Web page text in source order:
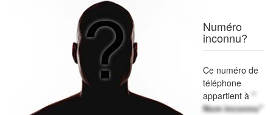
Numéro
inconnu?
Ce numéro de
téléphone
appartient à "
Nom inconnu"